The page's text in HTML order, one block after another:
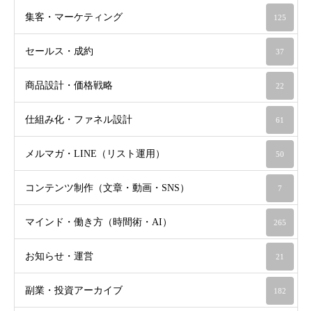
集客・マーケティング 125
セールス・成約 37
商品設計・価格戦略 22
仕組み化・ファネル設計 61
メルマガ・LINE（リスト運用） 50
コンテンツ制作（文章・動画・SNS） 7
マインド・働き方（時間術・AI） 265
お知らせ・運営 21
副業・投資アーカイブ 182